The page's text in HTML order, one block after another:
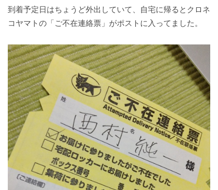
到着予定日はちょうど外出していて、自宅に帰るとクロネ
コヤマトの「ご不在連絡票」がポストに入ってました。